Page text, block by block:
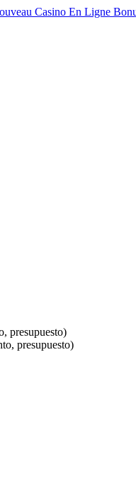
Casino En Ligne
presupuesto)
presupuesto)